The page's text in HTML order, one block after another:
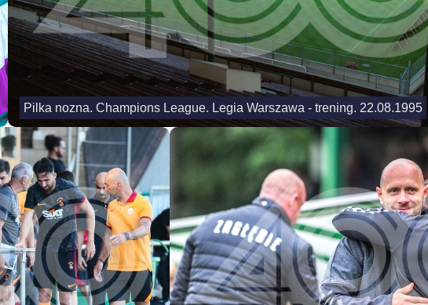
Pilka nozna. Champions League. Legia Warszawa - trening. 22.08.1995